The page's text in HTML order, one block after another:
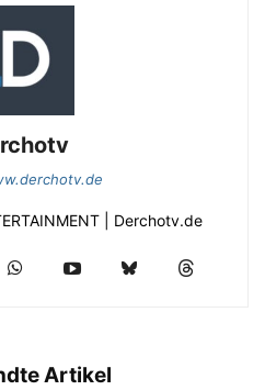
| Derchotv.de
Artikel